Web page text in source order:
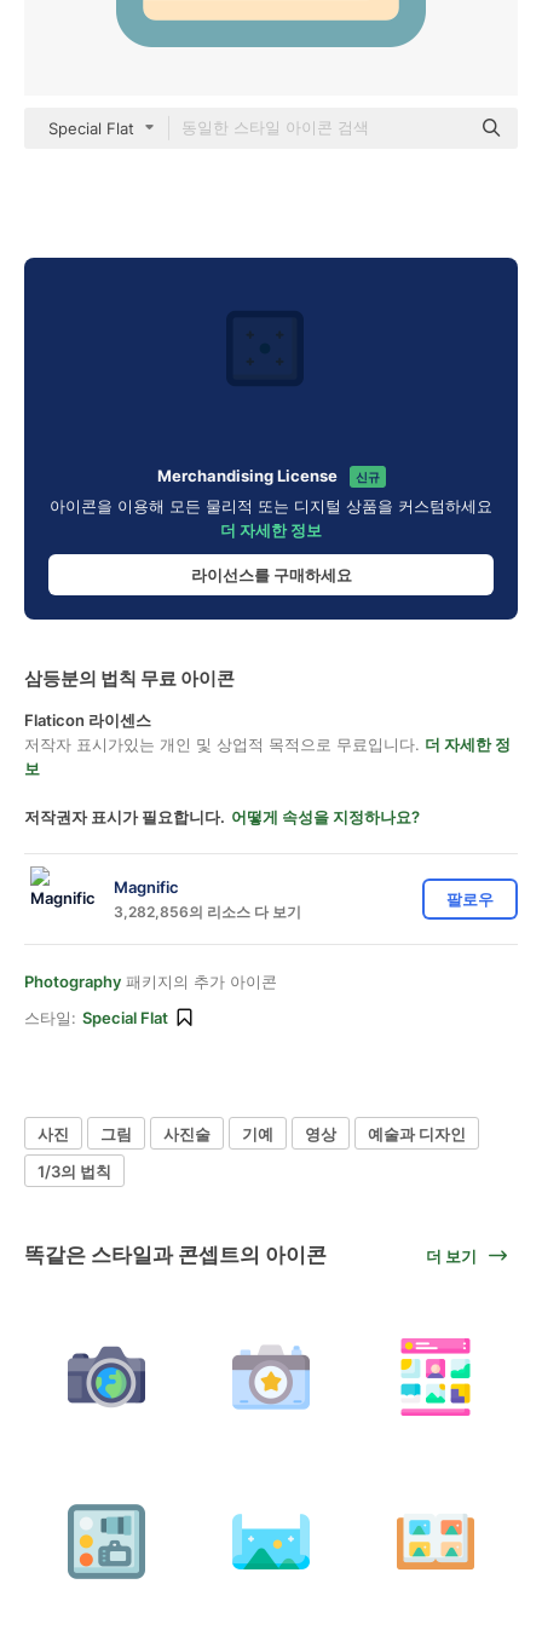
Special Flat
Merchandising License 신규
아이콘을 이용해 모든 물리적 또는 디지털 상품을 커스텀하세요
더 자세한 정보
라이선스를 구매하세요
삼등분의 법칙 무료 아이콘
Flaticon 라이센스
저작자 표시가있는 개인 및 상업적 목적으로 무료입니다. 더 자세한 정
보
저작권자 표시가 필요합니다. 어떻게 속성을 지정하나요?
Magnific
3,282,856의 리소스 다 보기
팔로우
Photography 패키지의 추가 아이콘
스타일: Special Flat
사진 그림 사진술 기예 영상
예술과 디자인
1/3의 법칙
똑같은 스타일과 콘셉트의 아이콘 더 보기